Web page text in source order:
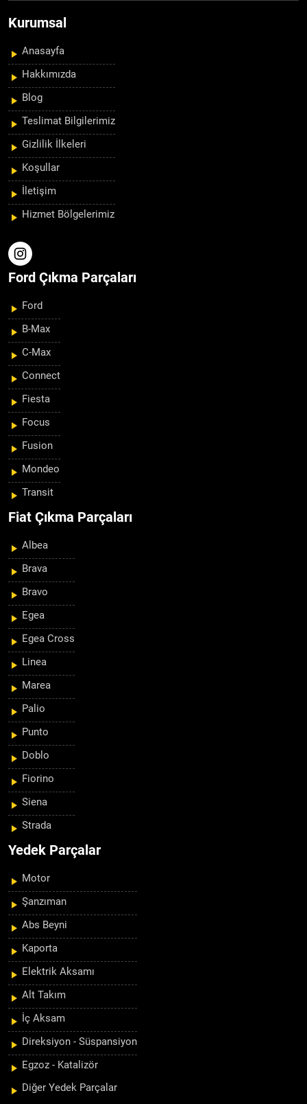
Kurumsal
Anasayfa
Hakkımızda
Blog
Teslimat Bilgilerimiz
Gizlilik İlkeleri
Koşullar
İletişim
Hizmet Bölgelerimiz
Ford Çıkma Parçaları
Ford
B-Max
C-Max
Connect
Fiesta
Focus
Fusion
Mondeo
Transit
Fiat Çıkma Parçaları
Albea
Brava
Bravo
Egea
Egea Cross
Linea
Marea
Palio
Punto
Doblo
Fiorino
Siena
Strada
Yedek Parçalar
Motor
Şanzıman
Abs Beyni
Kaporta
Elektrik Aksamı
Alt Takım
İç Aksam
Direksiyon - Süspansiyon
Egzoz - Katalizör
Diğer Yedek Parçalar